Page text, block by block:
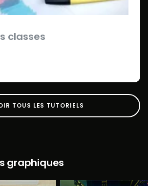
classes
TOUS LES TUTORIELS
graphiques